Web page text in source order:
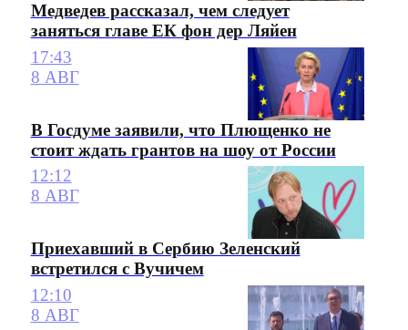
Медведев рассказал, чем следует
заняться главе ЕК фон дер Ляйен
17:43
8 АВГ
В Госдуме заявили, что Плющенко не
стоит ждать грантов на шоу от России
12:12
8 АВГ
Приехавший в Сербию Зеленский
встретился с Вучичем
12:10
8 АВГ